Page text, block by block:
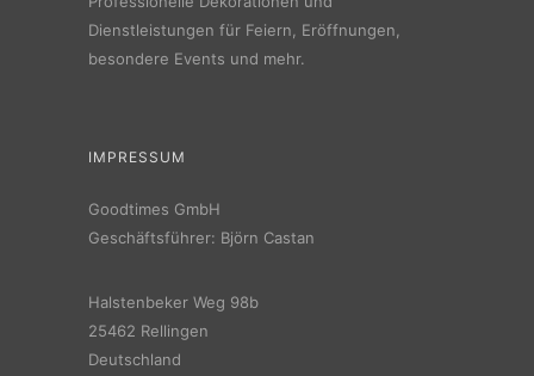
Dienstleistungen für Feiern, Eröffnungen,
besondere Events und mehr.
IMPRESSUM
Goodtimes GmbH
Geschäftsführer: Björn Castan
Halstenbeker Weg 98b
25462 Rellingen
Deutschland